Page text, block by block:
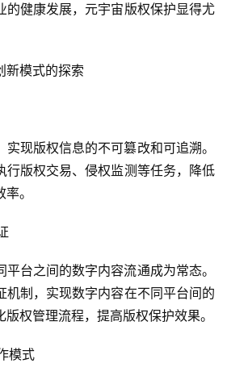
的健康发展，元宇宙版权保护显得尤
新模式的探索
现版权信息的不可篡改和可追溯。
行版权交易、侵权监测等任务，降低
。
台之间的数字内容流通成为常态。
机制，实现数字内容在不同平台间的
权管理流程，提高版权保护效果。
模式